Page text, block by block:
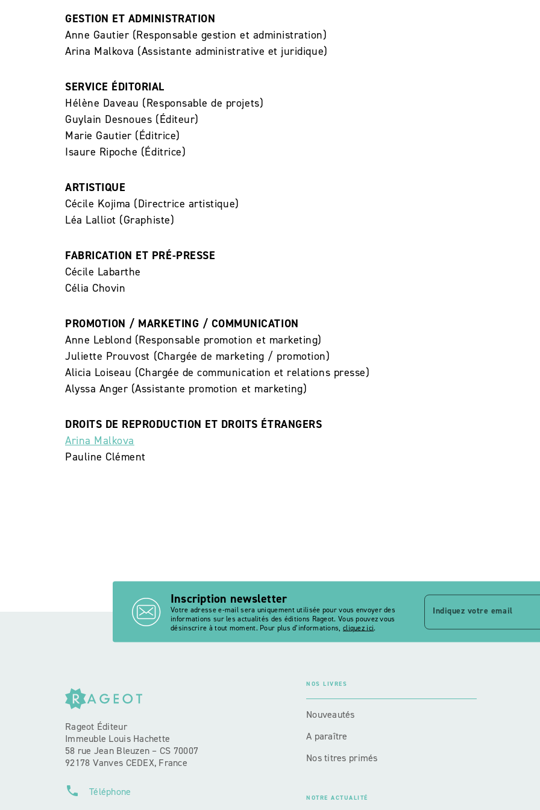
GESTION ET ADMINISTRATION
Anne Gautier (Responsable gestion et administration)
Arina Malkova (Assistante administrative et juridique)
SERVICE ÉDITORIAL
Hélène Daveau (Responsable de projets)
Guylain Desnoues (Éditeur)
Marie Gautier (Éditrice)
Isaure Ripoche (Éditrice)
ARTISTIQUE
Cécile Kojima (Directrice artistique)
Léa Lalliot (Graphiste)
FABRICATION ET PRÉ-PRESSE
Cécile Labarthe
Célia Chovin
PROMOTION / MARKETING / COMMUNICATION
Anne Leblond (Responsable promotion et marketing)
Juliette Prouvost (Chargée de marketing / promotion)
Alicia Loiseau (Chargée de communication et relations presse)
Alyssa Anger (Assistante promotion et marketing)
DROITS DE REPRODUCTION ET DROITS ÉTRANGERS
Arina Malkova
Pauline Clément
Inscription newsletter
Votre adresse e-mail sera uniquement utilisée pour vous envoyer des
informations sur les actualités des éditions Rageot. Vous pouvez vous
désinscrire à tout moment. Pour plus d’informations, cliquez ici.
Indiquez votre email
Rageot Éditeur
Immeuble Louis Hachette
58 rue Jean Bleuzen – CS 70007
92178 Vanves CEDEX, France
phone Téléphone
NOS LIVRES
Nouveautés
A paraître
Nos titres primés
NOTRE ACTUALITÉ